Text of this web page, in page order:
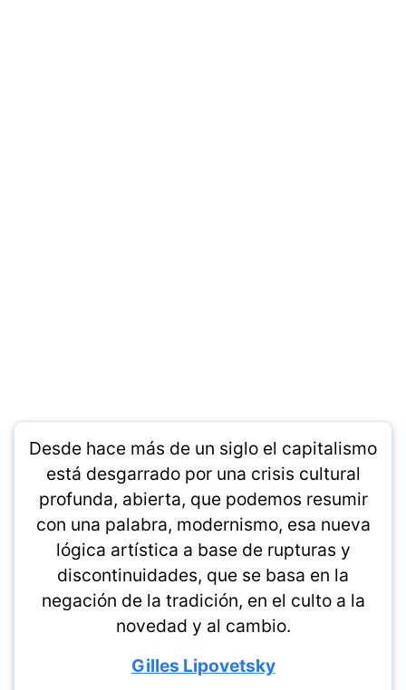
Desde hace más de un siglo el capitalismo
está desgarrado por una crisis cultural
profunda, abierta, que podemos resumir
con una palabra, modernismo, esa nueva
lógica artística a base de rupturas y
discontinuidades, que se basa en la
negación de la tradición, en el culto a la
novedad y al cambio.
Gilles Lipovetsky